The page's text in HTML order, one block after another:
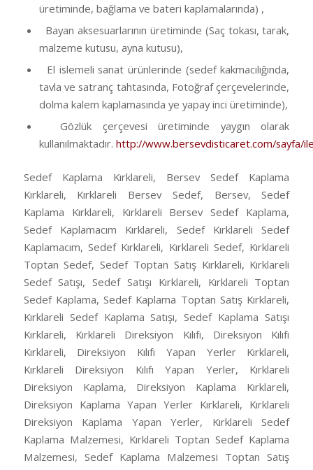
üretiminde, bağlama ve bateri kaplamalarında) ,
Bayan aksesuarlarının üretiminde (Saç tokası, tarak,
malzeme kutusu, ayna kutusu),
El islemeli sanat ürünlerinde (sedef kakmacılığında,
tavla ve satranç tahtasında, Fotoğraf çerçevelerinde,
dolma kalem kaplamasında ye yapay inci üretiminde),
Gözlük çerçevesi üretiminde yaygın olarak
kullanılmaktadır. http://www.bersevdisticaret.com/sayfa/
Sedef Kaplama Kırklareli, Bersev Sedef Kaplama
Kırklareli, Kırklareli Bersev Sedef, Bersev, Sedef
Kaplama Kırklareli, Kırklareli Bersev Sedef Kaplama,
Sedef Kaplamacım Kırklareli, Sedef Kırklareli Sedef
Kaplamacım, Sedef Kırklareli, Kırklareli Sedef, Kırklareli
Toptan Sedef, Sedef Toptan Satış Kırklareli, Kırklareli
Sedef Satışı, Sedef Satışı Kırklareli, Kırklareli Toptan
Sedef Kaplama, Sedef Kaplama Toptan Satış Kırklareli,
Kırklareli Sedef Kaplama Satışı, Sedef Kaplama Satışı
Kırklareli, Kırklareli Direksiyon Kılıfı, Direksiyon Kılıfı
Kırklareli, Direksiyon Kılıfı Yapan Yerler Kırklareli,
Kırklareli Direksiyon Kılıfı Yapan Yerler, Kırklareli
Direksiyon Kaplama, Direksiyon Kaplama Kırklareli,
Direksiyon Kaplama Yapan Yerler Kırklareli, Kırklareli
Direksiyon Kaplama Yapan Yerler, Kırklareli Sedef
Kaplama Malzemesi, Kırklareli Toptan Sedef Kaplama
Malzemesi, Sedef Kaplama Malzemesi Toptan Satış